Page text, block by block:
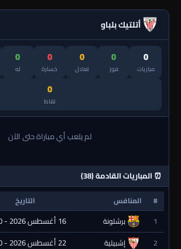
أتلتيك بلباو
0
مباريات
0
فوز
0
تعادل
0
خسارة
0
له
0
نقاط
لم يلعب أي مباراة حتى الآن
⏰ المباريات القادمة (38)
# المنافس التاريخ
1
برشلونة 16 أغسطس 2026 - 18:00
2 إشبيلية 22 أغسطس 2026 - 18:00